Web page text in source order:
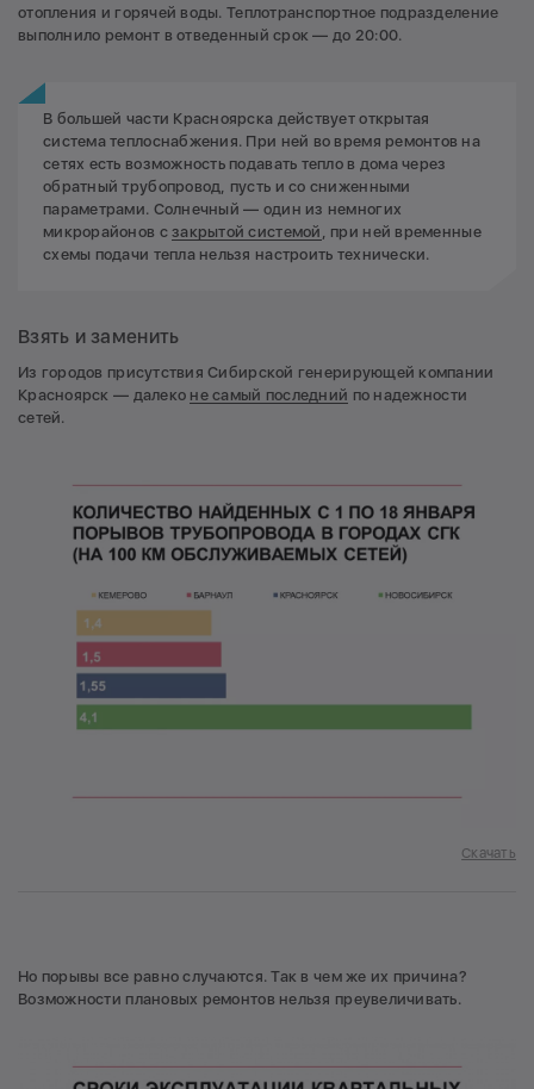
отопления и горячей воды. Теплотранспортное подразделение
выполнило ремонт в отведенный срок — до 20:00.
В большей части Красноярска действует открытая
система теплоснабжения. При ней во время ремонтов на
сетях есть возможность подавать тепло в дома через
обратный трубопровод, пусть и со сниженными
параметрами. Солнечный — один из немногих
микрорайонов сзакрытой системой
, при ней временные
схемы подачи тепла нельзя настроить технически.
Взять и заменить
Из городов присутствия Сибирской генерирующей компании
Красноярск — далеко не самый последний по надежности
сетей.
Скачать
Но порывы все равно случаются. Так в чем же их причина?
Возможности плановых ремонтов нельзя преувеличивать.